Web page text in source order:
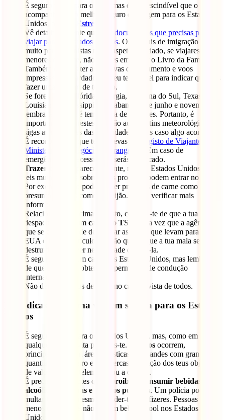
É seguro viajar para o país, mas é imprescindível que o faças
acompanhado do melhor seguro de viagem para os Estados
Unidos, o
IATI Estrela
Vê detalhadamente quais os documentos que precisas para
viajar para os Estados Unidos. Os oficiais de imigração são
muito perfeccionistas nesse aspeto. Cuidado, se viajares com
menores de idade, não hesites em trazer o Livro da Família.
Também deverás ter as reservas de alojamento e voos
impressas ou guardados no teu telemóvel para indicar que vais
fazer uma viagem de turismo.
Se fores para a Flórida, Geórgia, Carolina do Sul, Texas,
Louisiana, Mississippi ou Alabama entre junho e novembro,
lembra-te de que é temporada de furacões. Portanto, é
importante que prestes atenção aos boletins meteorológicos e
sigas as instruções das autoridades locais caso algo aconteça.
É recomendável que te inscrevas no
Registo de Viajantes do
Ministério dos Negócios Estrangeiros
. Em caso de
emergência ou necessidade, serás notificado.
Trazer comida
parece atraente, mas os Estados Unidos têm
leis muito rígidas sobre quais produtos podem entrar no país.
Por exemplo, não podes trazer produtos de carne como
presunto ou latas como de feijão. Podes verificar mais
informações
Relacionado ao acima exposto, certifica-te de que a tua mala
despachada tem um cadeado TSA
, uma vez que a agência
que se encarrega de despachar as malas que levam para os
EUA é muito meticulosa e não queres que a tua mala seja
destruída se houver necessidade de abri-la.
É seguro alugar um carro nos Estados Unidos, mas lembra-te
de que precisarás obter uma permissão de condução
internacional.
Não deixes objetos de valor no carro à vista de todos.
Mais dicas para uma viagem segura para os Estados
Unidos
É seguro viajar para os Estados Unidos, mas, como em
qualquer lugar, evita perderes-te.
Roubos ocorrem,
principalmente em áreas turísticas. Não andes com grandes
quantias de dinheiro e não percas a atenção dos teus objetos
de valor, como o telemóvel ou a câmara.
É preciso que anotes que é
proibido consumir bebidas
alcoólicas nas ruas e espaços públicos. Um polícia pode
multar-te ou até mesmo prender-te se o fizeres. Pessoas com
menos de 21 anos não podem beber álcool nos Estados
Unidos.